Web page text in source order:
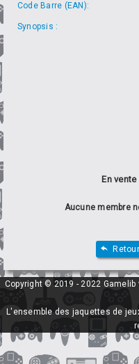
Code Barre (EAN):
Synopsis :
En
Aucune membre
Copyright © 2019 - 2022
L'ensemble des jaquettes de